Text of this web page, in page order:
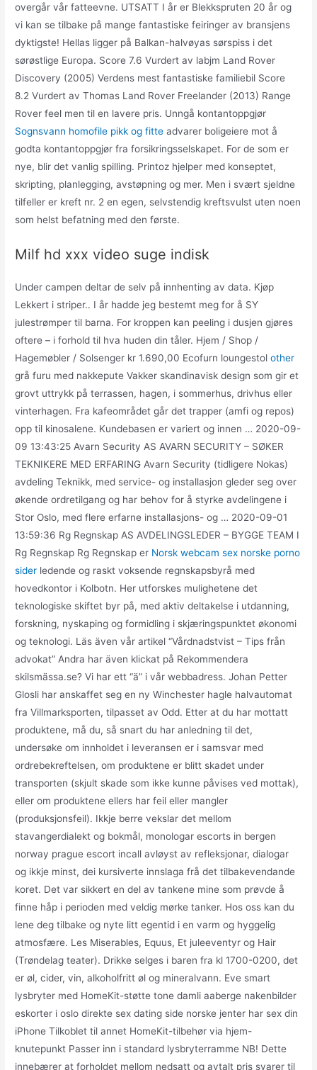
overgår vår fatteevne. UTSATT I år er Blekkspruten 20 år og
vi kan se tilbake på mange fantastiske feiringer av bransjens
dyktigste! Hellas ligger på Balkan-halvøyas sørspiss i det
sørøstlige Europa. Score 7.6 Vurdert av labjm Land Rover
Discovery (2005) Verdens mest fantastiske familiebil Score
8.2 Vurdert av Thomas Land Rover Freelander (2013) Range
Rover feel men til en lavere pris. Unngå kontantoppgjør
Sognsvann homofile pikk og fitte advarer boligeiere mot å
godta kontantoppgjør fra forsikringsselskapet. For de som er
nye, blir det vanlig spilling. Printoz hjelper med konseptet,
skripting, planlegging, avstøpning og mer. Men i svært sjeldne
tilfeller er kreft nr. 2 en egen, selvstendig kreftsvulst uten noen
som helst befatning med den første.
Milf hd xxx video suge indisk
Under campen deltar de selv på innhenting av data. Kjøp
Lekkert i striper.. I år hadde jeg bestemt meg for å SY
julestrømper til barna. For kroppen kan peeling i dusjen gjøres
oftere – i forhold til hva huden din tåler. Hjem / Shop /
Hagemøbler / Solsenger kr 1.690,00 Ecofurn loungestolother
grå furu med nakkepute Vakker skandinavisk design som gir et
grovt uttrykk på terrassen, hagen, i sommerhus, drivhus eller
vinterhagen. Fra kafeområdet går det trapper (amfi og repos)
opp til kinosalene. Kundebasen er variert og innen … 2020-09-
09 13:43:25 Avarn Security AS AVARN SECURITY – SØKER
TEKNIKERE MED ERFARING Avarn Security (tidligere Nokas)
avdeling Teknikk, med service- og installasjon gleder seg over
økende ordretilgang og har behov for å styrke avdelingene i
Stor Oslo, med flere erfarne installasjons- og … 2020-09-01
13:59:36 Rg Regnskap AS AVDELINGSLEDER – BYGGE TEAM I
Rg Regnskap Rg Regnskap er Norsk webcam sex norske porno
sider ledende og raskt voksende regnskapsbyrå med
hovedkontor i Kolbotn. Her utforskes mulighetene det
teknologiske skiftet byr på, med aktiv deltakelse i utdanning,
forskning, nyskaping og formidling i skjæringspunktet økonomi
og teknologi. Läs även vår artikel “Vårdnadstvist – Tips från
advokat” Andra har även klickat på Rekommendera
skilsmässa.se? Vi har ett “ä” i vår webbadress. Johan Petter
Glosli har anskaf­fet seg en ny Winchester hag­le halv­auto­mat
fra Villmarksporten, til­pas­set av Odd. Etter at du har mottatt
produktene, må du, så snart du har anledning til det,
undersøke om innholdet i leveransen er i samsvar med
ordrebekreftelsen, om produktene er blitt skadet under
transporten (skjult skade som ikke kunne påvises ved mottak),
eller om produktene ellers har feil eller mangler
(produksjonsfeil). Ikkje berre vekslar det mellom
stavangerdialekt og bokmål, monologar escorts in bergen
norway prague escort incall avløyst av refleksjonar, dialogar
og ikkje minst, dei kursiverte innslaga frå det tilbakevendande
koret. Det var sikkert en del av tankene mine som prøvde å
finne håp i perioden med veldig mørke tanker. Hos oss kan du
lene deg tilbake og nyte litt egentid i en varm og hyggelig
atmosfære. Les Miserables, Equus, Et juleeventyr og Hair
(Trøndelag teater). Drikke selges i baren fra kl 1700-0200, det
er øl, cider, vin, alkoholfritt øl og mineralvann. Eve smart
lysbryter med HomeKit-støtte tone damli aaberge nakenbilder
eskorter i oslo direkte sex dating side norske jenter har sex din
iPhone Tilkoblet til annet HomeKit-tilbehør via hjem-
knutepunkt Passer inn i standard lysbryterramme NB! Dette
innebærer at forholdet mellom nedsatt og avtalt pris svarer til